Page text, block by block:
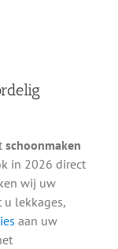
schoonmaken
in 2026 direct
wij uw
lekkages,
aan uw